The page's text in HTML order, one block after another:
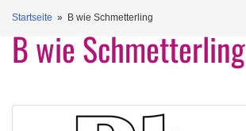
Startseite » B wie Schmetterling
B wie Schmetterling